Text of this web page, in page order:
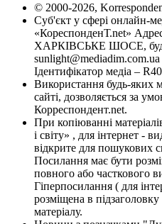
© 2000-2026,
Суб'єкт у сфері онлайн-
«КореспонденТ.net»
ХАРКІВСЬКЕ ШОСЕ,
sunlight@mediadim.com.ua
Ідентифікатор медіа –
Використання будь-яких
сайті, дозволяється за
Корреспондент.net.
При копіюванні
і світу» , для інтернет -
відкрите для пошукових
Посилання має бути
повного або часткового
Гіперпосилання ( для
розміщена в
матеріалу.